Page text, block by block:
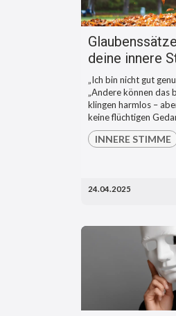
deine innere
„Ich bin nicht gut
„Andere können das
klingen harmlos –
keine flüchtigen
INNERE STIMME
24.04.2025